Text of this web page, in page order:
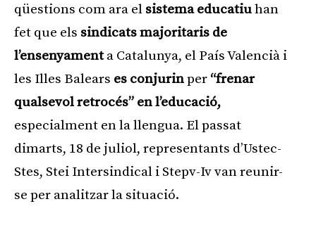
qüestions com ara el sistema educatiuhan
fet que els sindicats majoritaris de
l’ensenyamenta Catalunya, el País Valencià i
les Illes Balears es conjurinper “frenar
qualsevol retrocés” en l’educació,
especialment en la llengua. El passat
dimarts, 18 de juliol, representants d’Ustec-
Stes, Stei Intersindical i Stepv-Iv van reunir-
se per analitzar la situació.